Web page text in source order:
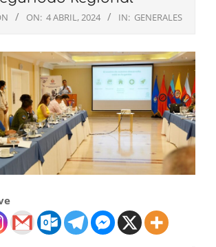
ON: 4 ABRIL, 2024 IN: GENERALES